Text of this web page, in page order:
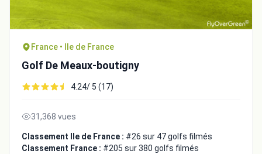
France • Ile de France
Golf De Meaux-boutigny
4.24/ 5 (17)
31,368 vues
Classement Ile de France : #26 sur 47 golfs filmés
Classement France : #205 sur 380 golfs filmés